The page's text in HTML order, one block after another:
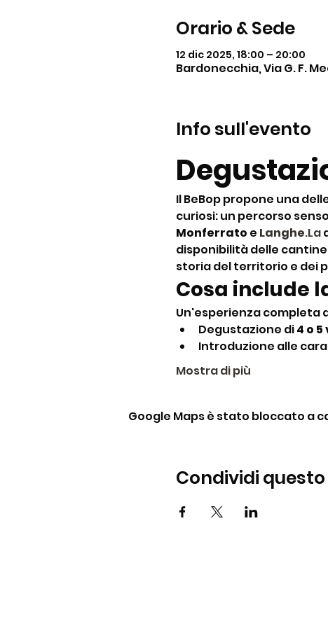
Orario & Sede
12 dic 2025, 18:00 – 20:00
Bardonecchia, Via G. F.
Info sull'evento
Il BeBop propone una
curiosi: un percorso
Monferrato e Langhe.La
disponibilità delle
storia del territorio e dei
Cosa include
Un'esperienza completa
Degustazione di 4 o
Introduzione alle
Mostra di più
Google Maps è stato bloccato a
Condividi